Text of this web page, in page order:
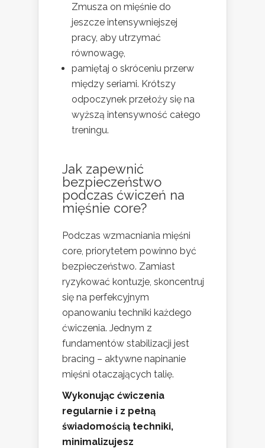
Zmusza on mięśnie do
jeszcze intensywniejszej
pracy, aby utrzymać
równowagę,
pamiętaj o skróceniu przerw
między seriami. Krótszy
odpoczynek przełoży się na
wyższą intensywność całego
treningu.
Jak zapewnić
bezpieczeństwo
podczas ćwiczeń na
mięśnie core?
Podczas wzmacniania mięśni
core, priorytetem powinno być
bezpieczeństwo. Zamiast
ryzykować kontuzje, skoncentruj
się na perfekcyjnym
opanowaniu techniki każdego
ćwiczenia. Jednym z
fundamentów stabilizacji jest
bracing – aktywne napinanie
mięśni otaczających talię.
Wykonując ćwiczenia
regularnie i z pełną
świadomością techniki,
minimalizujesz